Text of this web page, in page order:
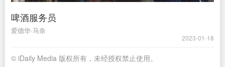
啤酒服务员
爱德华·马奈
2023-01-18
© iDaily Media 版权所有，未经授权禁止使用。